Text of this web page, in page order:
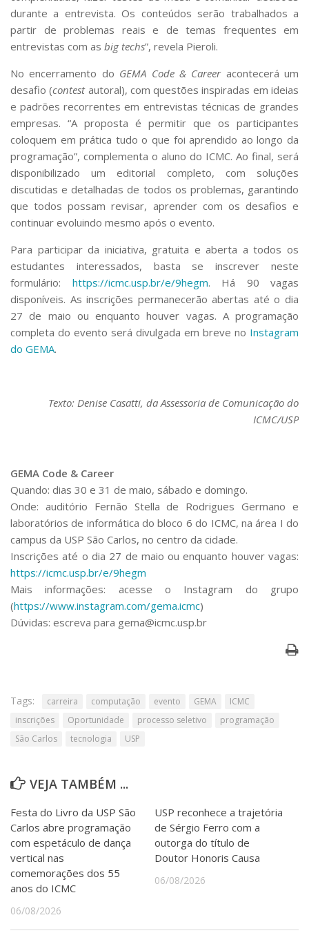
durante a entrevista. Os conteúdos serão trabalhados a
partir de problemas reais e de temas frequentes em
entrevistas com as big techs”, revela Pieroli.
No encerramento do GEMA Code & Careeracontecerá um
desafio (contestautoral), com questões inspiradas em ideias
e padrões recorrentes em entrevistas técnicas de grandes
empresas. “A proposta é permitir que os participantes
coloquem em prática tudo o que foi aprendido ao longo da
programação”, complementa o aluno do ICMC. Ao final, será
disponibilizado um editorial completo, com soluções
discutidas e detalhadas de todos os problemas, garantindo
que todos possam revisar, aprender com os desafios e
continuar evoluindo mesmo após o evento.
Para participar da iniciativa, gratuita e aberta a todos os
estudantes interessados, basta se inscrever neste
formulário: https://icmc.usp.br/e/9hegm. Há 90 vagas
disponíveis. As inscrições permanecerão abertas até o dia
27 de maio ou enquanto houver vagas. A programação
completa do evento será divulgada em breve no Instagram
do GEMA.
Texto: Denise Casatti, da Assessoria de Comunicação do
ICMC/USP
GEMA Code & Career
Quando: dias 30 e 31 de maio, sábado e domingo.
Onde: auditório Fernão Stella de Rodrigues Germano e
laboratórios de informática do bloco 6 do ICMC, na área I do
campus da USP São Carlos, no centro da cidade.
Inscrições até o dia 27 de maio ou enquanto houver vagas:
https://icmc.usp.br/e/9hegm
Mais informações: acesse o Instagram do grupo
(https://www.instagram.com/gema.icmc)
Dúvidas: escreva para gema@icmc.usp.br
Tags: carreira computação evento GEMA
ICMC
inscrições
Oportunidade processo seletivo
programação
São Carlos
tecnologia USP
VEJA TAMBÉM ...
Festa do Livro da USP São
Carlos abre programação
com espetáculo de dança
vertical nas
comemorações dos 55
anos do ICMC
06/08/2026
USP reconhece a trajetória
de Sérgio Ferro com a
outorga do título de
Doutor Honoris Causa
06/08/2026